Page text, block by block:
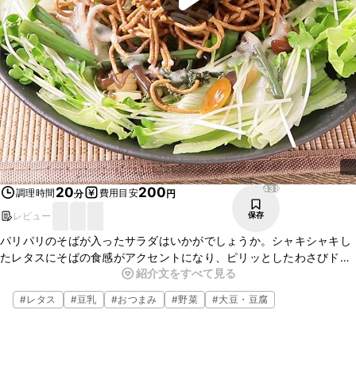
調理時間 20分 費用目安200円
レビュー
438
保存
パリパリのそばが入ったサラダはいかがでしょうか。シャキシャキし
たレタスにそばの食感がアクセントになり、ピリッとしたわさびド
レッシングが絶妙な味わいです。温泉卵を崩してよく混ぜ合わせて召
し上がってくださいね。
紹介文をすべて見る
#レタス #豆乳 #おつまみ #野菜 #大豆・豆腐